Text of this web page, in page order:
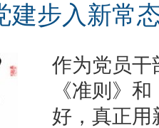
建步入新常
作为党员干
《准则》
好，真正用